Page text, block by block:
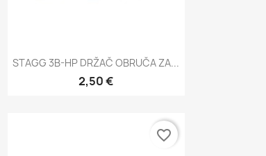
Brzi pregled
STAGG 3B-HP DRŽAČ OBRUČA ZA...
2,50 €
favorite_border